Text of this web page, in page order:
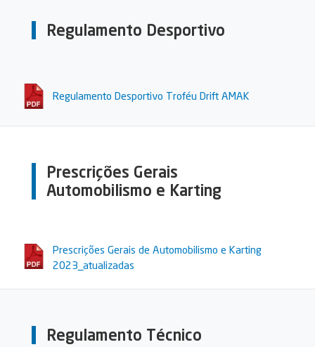
Regulamento Desportivo
Regulamento Desportivo Troféu Drift AMAK
Prescrições Gerais
Automobilismo e Karting
Prescrições Gerais de Automobilismo e Karting
2023_atualizadas
Regulamento Técnico